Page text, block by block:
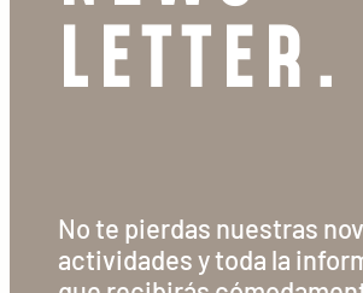
LETTER.
No te pierdas nuestras
actividades y toda la